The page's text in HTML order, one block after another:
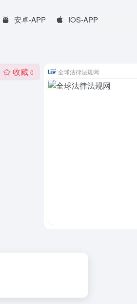
安卓-APP IOS-APP
收藏 0 全球法律法规网